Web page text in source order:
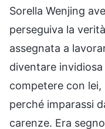
Sorella Wenjing
perseguiva la
assegnata a
diventare
competere con
perché imparassi
carenze. Era